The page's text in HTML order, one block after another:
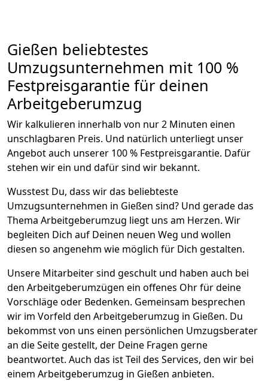
Gießen beliebtestes
Umzugsunternehmen mit 100 %
Festpreisgarantie für deinen
Arbeitgeberumzug
Wir kalkulieren innerhalb von nur 2 Minuten einen
unschlagbaren Preis. Und natürlich unterliegt unser
Angebot auch unserer 100 % Festpreisgarantie. Dafür
stehen wir ein und dafür sind wir bekannt.
Wusstest Du, dass wir das beliebteste
Umzugsunternehmen in Gießen sind? Und gerade das
Thema Arbeitgeberumzug liegt uns am Herzen. Wir
begleiten Dich auf Deinen neuen Weg und wollen
diesen so angenehm wie möglich für Dich gestalten.
Unsere Mitarbeiter sind geschult und haben auch bei
den Arbeitgeberumzügen ein offenes Ohr für deine
Vorschläge oder Bedenken. Gemeinsam besprechen
wir im Vorfeld den Arbeitgeberumzug in Gießen. Du
bekommst von uns einen persönlichen Umzugsberater
an die Seite gestellt, der Deine Fragen gerne
beantwortet. Auch das ist Teil des Services, den wir bei
einem Arbeitgeberumzug in Gießen anbieten.